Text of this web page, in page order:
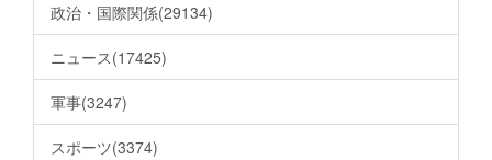
政治・国際関係(29134)
ニュース(17425)
軍事(3247)
スポーツ(3374)